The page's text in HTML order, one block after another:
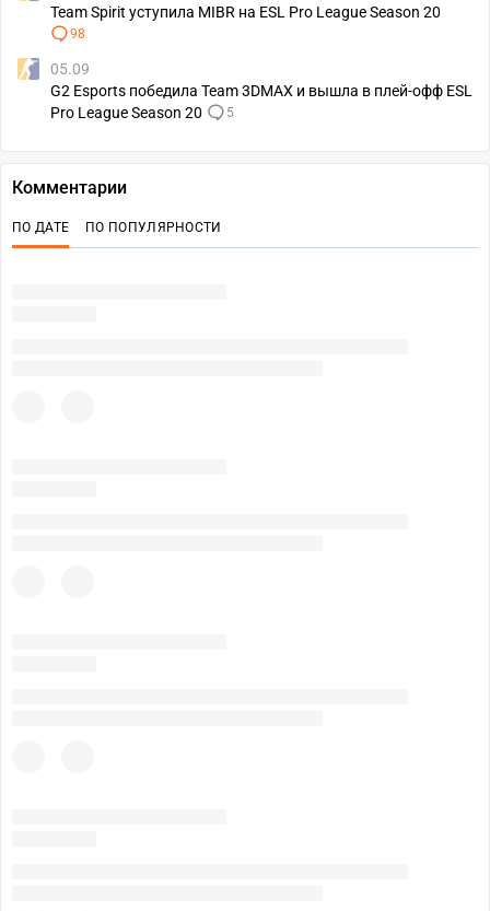
Team Spirit уступила MIBR на ESL Pro League Season 20
98
05.09
G2 Esports победила Team 3DMAX и вышла в плей-офф ESL
Pro League Season 20
5
Комментарии
ПО ДАТЕ ПО ПОПУЛЯРНОСТИ